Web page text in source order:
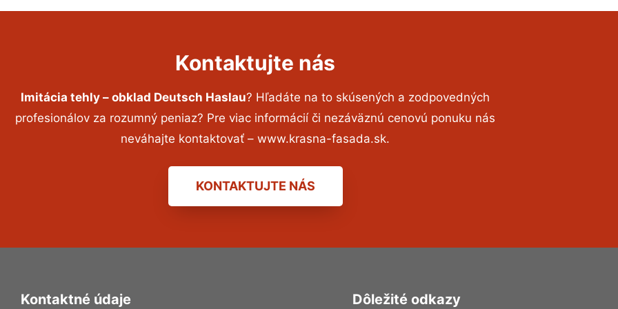
Kontaktujte nás
Imitácia tehly – obklad Deutsch Haslau? Hľadáte na to skúsených a zodpovedných
profesionálov za rozumný peniaz? Pre viac informácií či nezáväznú cenovú ponuku nás
neváhajte kontaktovať – www.krasna-fasada.sk.
KONTAKTUJTE NÁS
Kontaktné údaje Dôležité odkazy